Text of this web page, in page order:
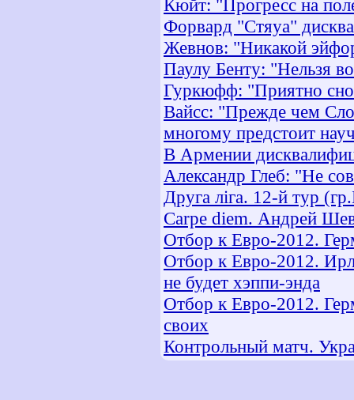
Кюйт: "Прогресс на
Форвард "Стяуа"
Жевнов: "Никакой
Паулу Бенту: "Нельзя
Гуркюфф: "Приятно
Вайсс: "Прежде чем
многому предстоит
В Армении
Александр Глеб: "Не
Друга ліга. 12-й тур
Carpe diem. Андрей
Отбор к Евро-2012.
Отбор к Евро-2012.
не будет хэппи-энда
Отбор к Евро-2012.
своих
Контрольный матч.